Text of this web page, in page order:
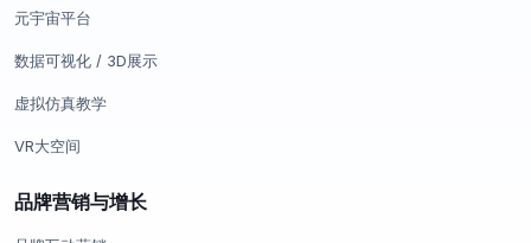
元宇宙平台
数据可视化 / 3D展示
虚拟仿真教学
VR大空间
品牌营销与增长